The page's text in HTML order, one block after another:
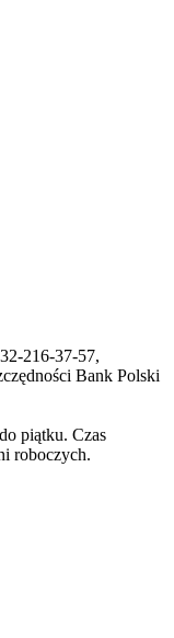
216-37-57,
Bank Polski
piątku. Czas
roboczych.